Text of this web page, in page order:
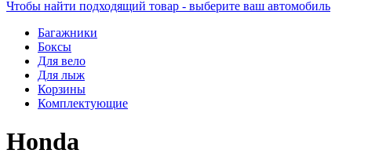
Чтобы найти подходящий товар - выберите ваш автомобиль
Багажники
Боксы
Для вело
Для лыж
Корзины
Комплектующие
Honda